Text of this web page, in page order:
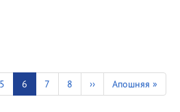
Старонка
5
Current
page
6 Старонка
7 Старонка
8
Next
page
››
Last
page
Апошняя »